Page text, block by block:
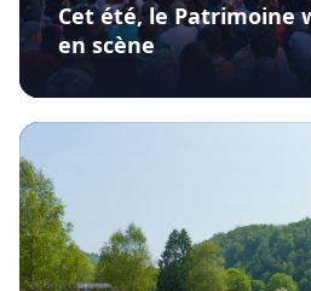
Cet été, le Patrimoine
en scène